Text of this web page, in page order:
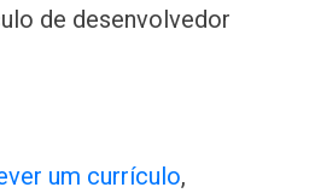
de desenvolvedor
um currículo,